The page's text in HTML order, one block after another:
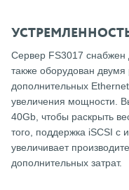
Сервер FS3017 снабжен
также оборудован
дополнительных
увеличения мощности.
40Gb, чтобы раскрыть
того, поддержка iSCSI с
увеличивает
дополнительных затрат.